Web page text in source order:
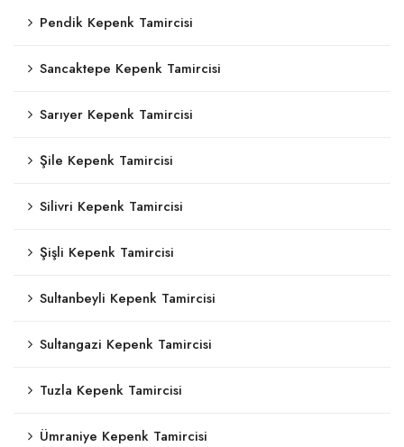
Pendik Kepenk Tamircisi
Sancaktepe Kepenk Tamircisi
Sarıyer Kepenk Tamircisi
Şile Kepenk Tamircisi
Silivri Kepenk Tamircisi
Şişli Kepenk Tamircisi
Sultanbeyli Kepenk Tamircisi
Sultangazi Kepenk Tamircisi
Tuzla Kepenk Tamircisi
Ümraniye Kepenk Tamircisi